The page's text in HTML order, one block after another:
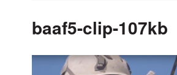
baaf5-clip-107kb